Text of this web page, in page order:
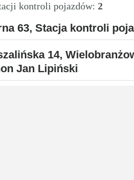
kontroli pojazdów: 2
63, Stacja kontroli
14,
Jan Lipiński